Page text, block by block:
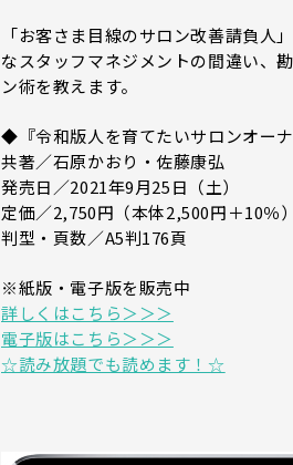
「お客さま目線のサロン改善請負
なスタッフマネジメントの間違い、
ン術を教えます。
◆『令和版人を育てたいサロンオー
共著／石原かおり・佐藤康弘
発売日／2021年9月25日（土）
定価／2,750円（本体2,500円＋10％）
判型・頁数／A5判176頁
※紙版・電子版を販売中
詳しくはこちら＞＞＞
電子版はこちら＞＞＞
☆読み放題でも読めます！☆